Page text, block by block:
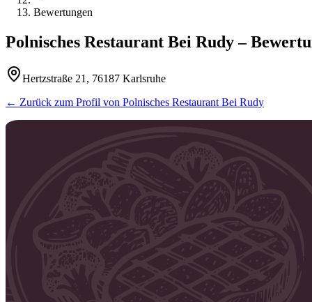
Bewertungen
Polnisches Restaurant Bei Rudy –
Hertzstraße 21, 76187 Karlsruhe
← Zurück zum Profil von Polnisches Restaurant Bei Rudy